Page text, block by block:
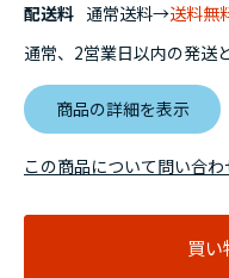
配送料 通常送料→送料無
通常、2営業日以内の発送
商品の詳細を表示
買
この商品について問い合わ